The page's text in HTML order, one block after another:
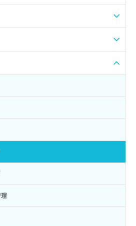
け
アイテム指定）
取得
ットワーク用）
ットワーク用）
一覧取得
作成
削除